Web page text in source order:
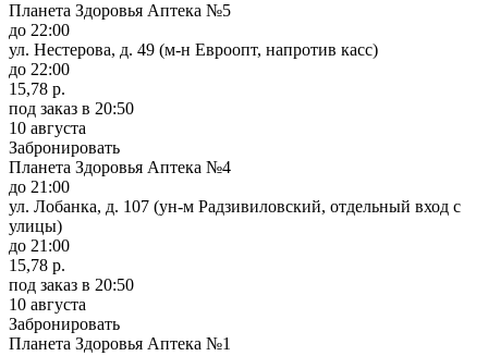
Планета Здоровья Аптека №5
до 22:00
ул. Нестерова, д. 49 (м-н Евроопт, напротив касс)
до 22:00
15,78 р.
под заказ в 20:50
10 августа
Забронировать
Планета Здоровья Аптека №4
до 21:00
ул. Лобанка, д. 107 (ун-м Радзивиловский, отдельный вход с
улицы)
до 21:00
15,78 р.
под заказ в 20:50
10 августа
Забронировать
Планета Здоровья Аптека №1